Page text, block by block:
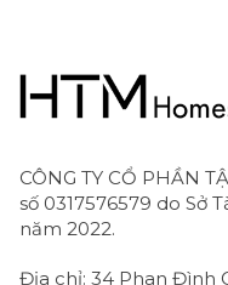
CÔNG TY CỔ PHẦN
số 0317576579 do Sở
năm 2022.
Địa chỉ: 34 Phan Đình